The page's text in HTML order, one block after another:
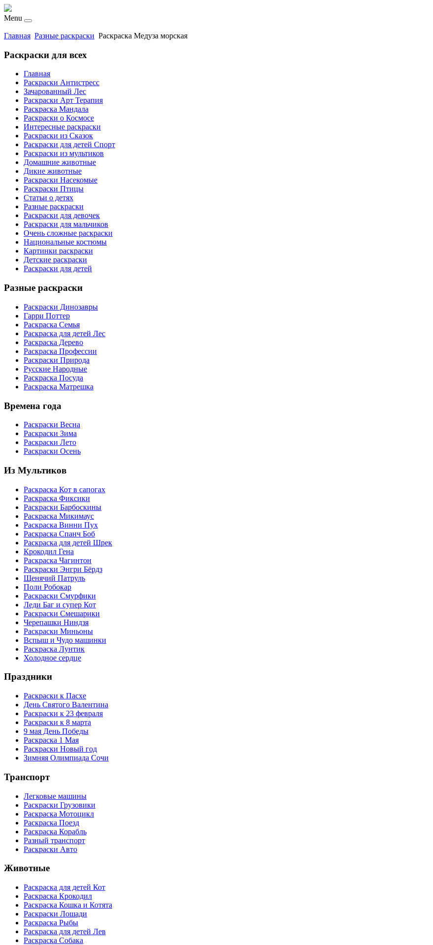
Menu
Главная Разные раскраски Раскраска Медуза морская
Раскраски для всех
Главная
Раскраски Антистресс
Зачарованный Лес
Раскраски Арт Терапия
Раскраска Мандала
Раскраски о Космосе
Интересные раскраски
Раскраски из Сказок
Раскраски для детей Спорт
Раскраски из мультиков
Домашние животные
Дикие животные
Раскраски Насекомые
Раскраски Птицы
Статьи о детях
Разные раскраски
Раскраски для девочек
Раскраски для мальчиков
Очень сложные раскраски
Национальные костюмы
Картинки раскраски
Детские раскраски
Раскраски для детей
Разные раскраски
Раскраски Динозавры
Гарри Поттер
Раскраска Семья
Раскраска для детей Лес
Раскраска Дерево
Раскраска Профессии
Раскраски Природа
Русские Народные
Раскраска Посуда
Раскраска Матрешка
Времена года
Раскраски Весна
Раскраски Зима
Раскраски Лето
Раскраски Осень
Из Мультиков
Раскраска Кот в сапогах
Раскраска Фиксики
Раскраски Барбоскины
Раскраска Микимаус
Раскраска Винни Пух
Раскраска Спанч Боб
Раскраска для детей Шрек
Крокодил Гена
Раскраска Чагинтон
Раскраски Энгри Бёрдз
Щенячий Патруль
Поли Робокар
Раскраски Смурфики
Леди Баг и супер Кот
Раскраски Смешарики
Черепашки Ниндзя
Раскраски Миньоны
Вспыш и Чудо машинки
Раскраска Лунтик
Холодное сердце
Праздники
Раскраски к Пасхе
День Святого Валентина
Раскраски к 23 февраля
Раскраски к 8 марта
9 мая День Победы
Раскраска 1 Мая
Раскраски Новый год
Зимняя Олимпиада Сочи
Транспорт
Легковые машины
Раскраски Грузовики
Раскраска Мотоцикл
Раскраска Поезд
Раскраска Корабль
Разный транспорт
Раскраски Авто
Животные
Раскраска для детей Кот
Раскраска Крокодил
Раскраска Кошка и Котята
Раскраски Лошади
Раскраска Рыбы
Раскраска для детей Лев
Раскраска Собака